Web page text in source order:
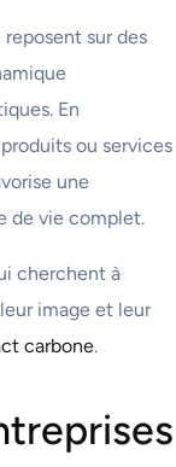
sur des
En
ou services
une
de vie complet.
cherchent à
image et leur
carbone.